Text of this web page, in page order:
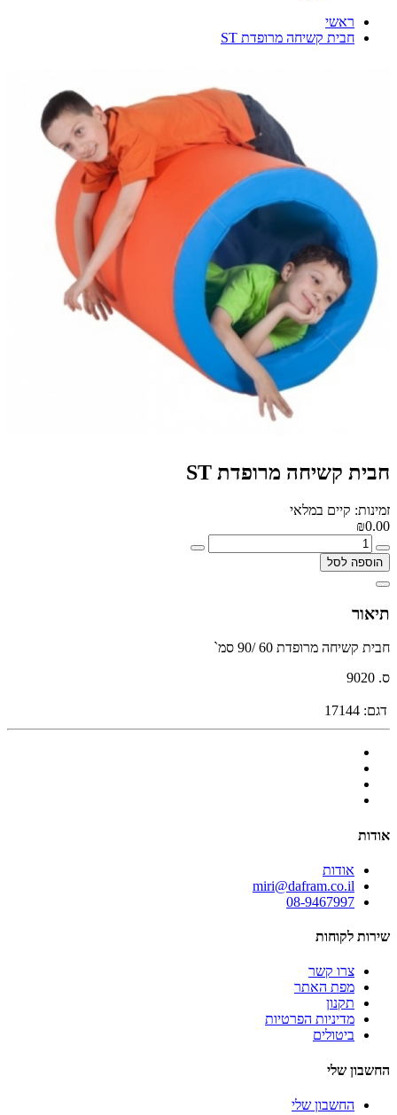
ראשי
חבית קשיחה מרופדת ST
חבית קשיחה מרופדת ST
זמינות: קיים במלאי
₪0.00
הוספה לסל
תיאור
חבית קשיחה מרופדת 60 /90 סמ`
ס. 9020
דגם: 17144
אודות
אודות
miri@dafram.co.il
08-9467997
שירות לקוחות
צרו קשר
מפת האתר
תקנון
מדיניות הפרטיות
ביטולים
החשבון שלי
החשבון שלי